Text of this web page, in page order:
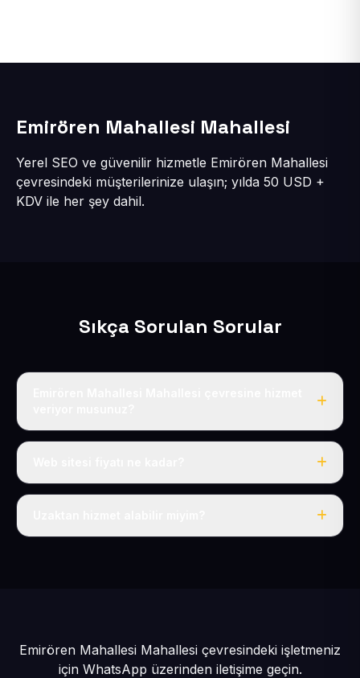
Emirören Mahallesi Mahallesi
Yerel SEO ve güvenilir hizmetle Emirören Mahallesi
çevresindeki müşterilerinize ulaşın; yılda 50 USD +
KDV ile her şey dahil.
Sıkça Sorulan Sorular
Evet, Emirören Mahallesi dahil tüm Bünyan ve Bünyan
Tek fiyat: yılda 50 USD + KDV, her şey dahil.
Emirören Mahallesi Mahallesi çevresindeki işletmeniz
için WhatsApp üzerinden iletişime geçin.